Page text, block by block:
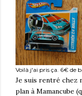
Voilà j'ai pris ça. 6€ de
Je suis rentré chez
plan à Mamancube